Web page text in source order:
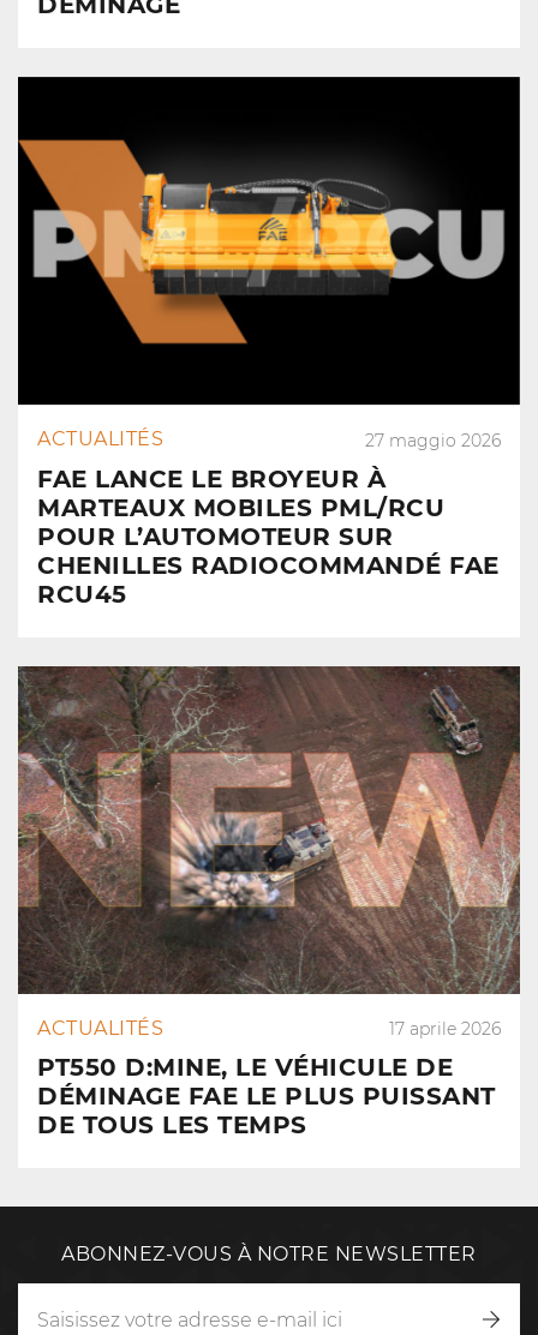
ACTUALITÉS 27 maggio 2026
FAE LANCE LE BROYEUR À
MARTEAUX MOBILES PML/RCU
POUR L’AUTOMOTEUR SUR
CHENILLES RADIOCOMMANDÉ FAE
RCU45
ACTUALITÉS 17 aprile 2026
PT550 D:MINE, LE VÉHICULE DE
DÉMINAGE FAE LE PLUS PUISSANT
DE TOUS LES TEMPS
ABONNEZ-VOUS À NOTRE NEWSLETTER